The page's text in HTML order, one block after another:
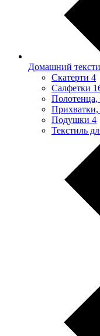
Домашний
Скатерти 4
Салфетки
Прихватки,
Подушки 4
Текстиль